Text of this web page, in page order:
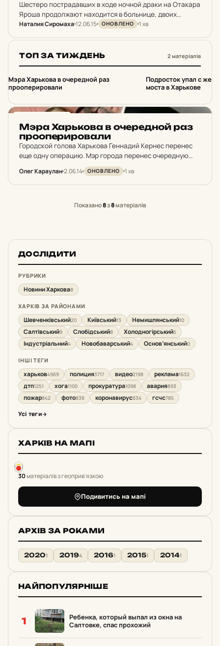
Шестеро пострадавших в ходе ночной драки на Отакара
Яроша продолжают находится в больнице, двоих
прооперировали. По состоянию на полдень в
участников…
Наталия Сиромаха12.06.15 ОНОВЛЕНО 1 хв
ТОП ЗА ТИЖДЕНЬ 2 матеріалів
1
Мэра Харькова в очередной раз
прооперировали
2
Подросток упал с
моста в Харькове
Мэра Харь­ко­ва в оче­ред­ной раз
про­о­пе­ри­ро­ва­ли
Городской голова Харькова Геннадий Кернес перенес
еще одну операцию. Мэр города перенес очередную
операцию после покушения и объявил о намерении
вернуться в Харьков. “Кернесу сделали еще одну
операцию, курс реабилитации…
Олег Караулан2.06.14 ОНОВЛЕНО 1 хв
Показано8з8матеріалів
ДОСЛІДИТИ
РУБРИКИ
Новини Харкова8
ХАРКІВ ЗА РАЙОНАМИ
Шевченківський20 Київський13 Немишлянський10
Салтівський9 Слобідський8 Холодногірський5
Індустріальний4 Новобаварський4 Основ’янський0
ІНШІ ТЕГИ
харьков4969 полиция3717 видео2198 реклама1632
дтп1251 хога1100 прокуратура1098 авария893
пожар842 фото838 коронавирус834 гсчс785
Усі теги
ХАРКІВ НА МАПІ
30матеріалів з геоприв'язкою
Подивитись на мапі
АРХІВ ЗА РОКАМИ
20201 20194 20161 20151 20141
НАЙПОПУЛЯРНІШЕ
1
Ребенка, который выпал из окна на
Салтовке, спас прохожий